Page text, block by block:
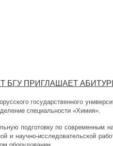
БГУ ПРИГЛАШАЕТ
государственного
специальности «Химия».
подготовку по современным
и научно-исследовательской